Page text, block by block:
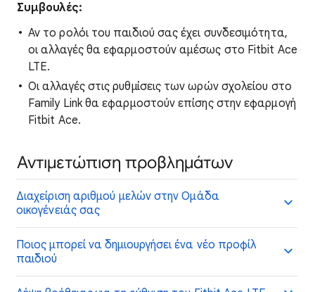
Συμβουλές:
Αν το ρολόι του παιδιού σας έχει συνδεσιμότητα,
οι αλλαγές θα εφαρμοστούν αμέσως στο Fitbit Ace
LTE.
Οι αλλαγές στις ρυθμίσεις των ωρών σχολείου στο
Family Link θα εφαρμοστούν επίσης στην εφαρμογή
Fitbit Ace.
Αντιμετώπιση προβλημάτων
Διαχείριση αριθμού μελών στην Ομάδα
οικογένειάς σας
Ποιος μπορεί να δημιουργήσει ένα νέο προφίλ
παιδιού